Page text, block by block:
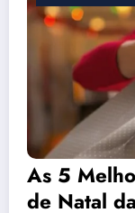
As 5
de Natal